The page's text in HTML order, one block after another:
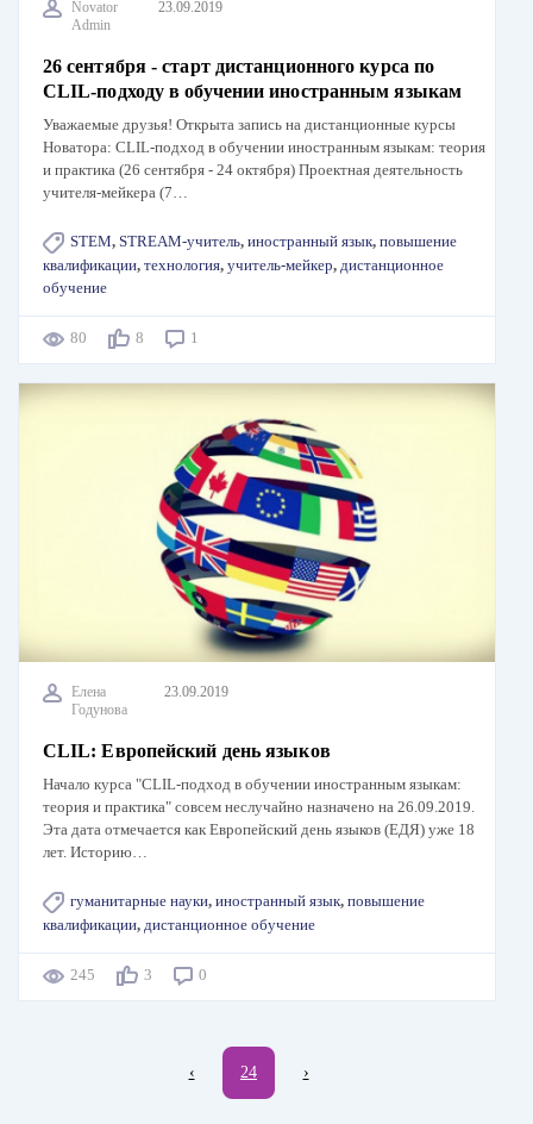
Novator
Admin
23.09.2019
26 сентября - старт дистанционного курса по
CLIL-подходу в обучении иностранным языкам
Уважаемые друзья! Открыта запись на дистанционные курсы
Новатора: CLIL-подход в обучении иностранным языкам: теория
и практика (26 сентября - 24 октября) Проектная деятельность
учителя-мейкера (7…
STEM, STREAM-учитель, иностранный язык, повышение
квалификации, технология, учитель-мейкер, дистанционное
обучение
80 8 1
Елена
Годунова
23.09.2019
CLIL: Европейский день языков
Начало курса "CLIL-подход в обучении иностранным языкам:
теория и практика" совсем неслучайно назначено на 26.09.2019.
Эта дата отмечается как Европейский день языков (ЕДЯ) уже 18
лет. Историю…
гуманитарные науки, иностранный язык, повышение
квалификации, дистанционное обучение
245 3 0
←
‹ Текущая
24 Следующая
›